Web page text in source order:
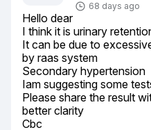
68 days ago
Hello dear
I think it is urinary
It can be due to
by raas system
Secondary hypertension
Iam suggesting some
Please share the result
better clarity
Cbc